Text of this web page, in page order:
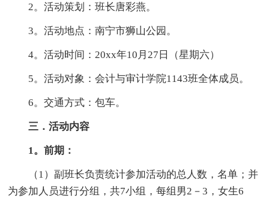
2。活动策划：班长唐彩燕。
3。活动地点：南宁市狮山公园。
4。活动时间：20xx年10月27日（星期六）
5。活动对象：会计与审计学院1143班全体成员。
6。交通方式：包车。
三．活动内容
1。前期：
（1）副班长负责统计参加活动的总人数，名单；并
为参加人员进行分组，共7小组，每组男2－3，女生6